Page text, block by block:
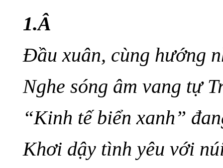
1.Â
Đầu xuân, cùng hướng
Nghe sóng âm vang tự
“Kinh tế biển xanh”
Khơi dậy tình yêu với